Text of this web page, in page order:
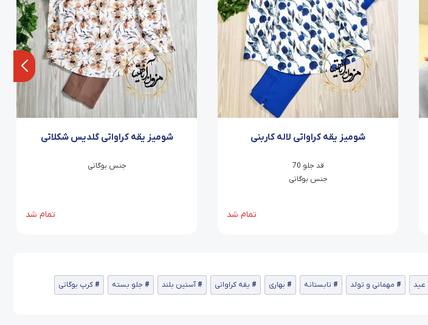
شومیز یقه کراواتی لاله کاربنی
قد جلو 70
جنس بوگاتی
تمام شد
شومیز یقه کراواتی گلدیس شکلاتی
جنس بوگاتی
تمام شد
عید مهمانی و تولد تابستانه بهاری یقه کراواتی آستین بلند جلو بسته کرپ بوگاتی